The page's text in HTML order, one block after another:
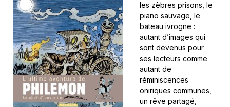
les zèbres prisons, le
piano sauvage, le
bateau ivrogne :
autant d’images qui
sont devenus pour
ses lecteurs comme
autant de
réminiscences
oniriques communes,
un rêve partagé,